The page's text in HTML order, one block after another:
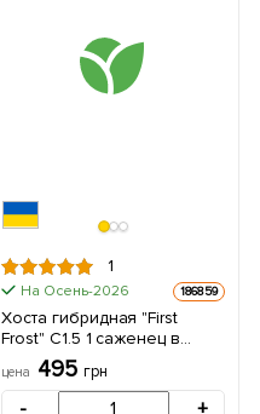
1
На Осень-2026 186859
Хоста гибридная "First
Frost" С1.5 1 саженец в
упаковке
цена 495 грн